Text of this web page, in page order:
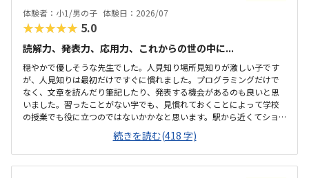
体験者：小1/男の子 体験日：2026/07
★★★★★ 5.0
読解力、発表力、応用力、これからの世の中に...
穏やかで優しそうな先生でした。人見知り場所見知りが激しい子です
が、人見知りは最初だけですぐに慣れました。プログラミングだけで
なく、文章を読んだり筆記したり、発表する機会があるのも良いと思
いました。習ったことがない字でも、見慣れておくことによって学校
の授業でも役に立つのではないかかなと思います。駅から近くてショ
ッピングモールの中にあるので便利です。車で来ても授業分の駐車券
は付けてくれるそうです。ドコモショップ内なので音が気になるかと
思いましたが、扉を閉めればそんなに気になりませんでした。一面ガ
ラスなので程よい解放感で授業の様子が見れます。プログラミング教
続きを読む(418 字)